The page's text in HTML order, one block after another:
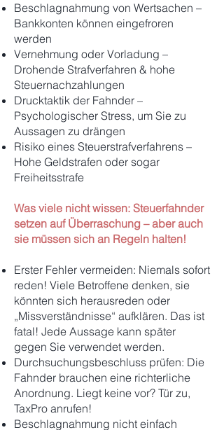
Beschlagnahmung von Wertsachen –
Bankkonten können eingefroren
werden
Vernehmung oder Vorladung –
Drohende Strafverfahren & hohe
Steuernachzahlungen
Drucktaktik der Fahnder –
Psychologischer Stress, um Sie zu
Aussagen zu drängen
Risiko eines Steuerstrafverfahrens –
Hohe Geldstrafen oder sogar
Freiheitsstrafe
Was viele nicht wissen: Steuerfahnder
setzen auf Überraschung – aber auch
sie müssen sich an Regeln halten!
Erster Fehler vermeiden: Niemals sofort
reden! Viele Betroffene denken, sie
könnten sich herausreden oder
„Missverständnisse“ aufklären. Das ist
fatal! Jede Aussage kann später
gegen Sie verwendet werden.
Durchsuchungsbeschluss prüfen: Die
Fahnder brauchen eine richterliche
Anordnung. Liegt keine vor? Tür zu,
TaxPro anrufen!
Beschlagnahmung nicht einfach